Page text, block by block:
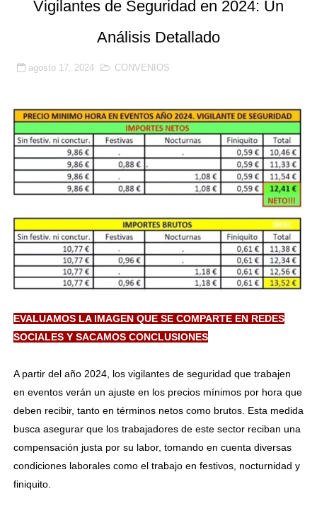
Prosegur, Ombuds y la Ley 9/2015: la subrogación de
Publicada la lista de aptos para la habilitación como
Sale a licitación la seguridad privada de las piscinas de
Vigilantes de Seguridad en 2024: Un
Análisis Detallado
agosto 17, 2024 CONVENIOS
EVALUAMOS LA IMAGEN QUE SE COMPARTE EN REDES
SOCIALES Y SACAMOS CONCLUSIONES
A partir del año 2024, los vigilantes de seguridad que trabajen
en eventos verán un ajuste en los precios mínimos por hora que
deben recibir, tanto en términos netos como brutos. Esta medida
busca asegurar que los trabajadores de este sector reciban una
compensación justa por su labor, tomando en cuenta diversas
condiciones laborales como el trabajo en festivos, nocturnidad y
finiquito.